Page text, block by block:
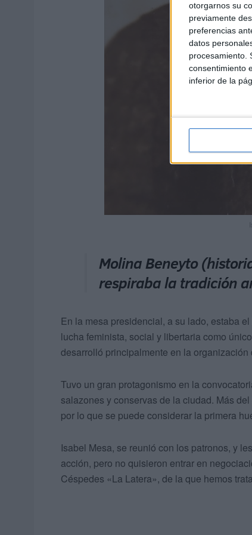
otorgarnos su
previamente
preferencias
datos
procesamiento.
consentimiento
inferior de la
Molina Beneyto
respiraba la tradición
En la mesa presidencial, a su lado, estaba
lucha feminista, social y libertaria como
desarrolló principalmente en la organización
Tuvo un gran protagonismo en la
salazones y conservas de la ciudad. Más
por lo que se puede considerar la primera
Isabel Mesa, se reunió con los patronos, y
acción, pero no quisieron entrar en
Céspedes «La Latera», de la que hemos